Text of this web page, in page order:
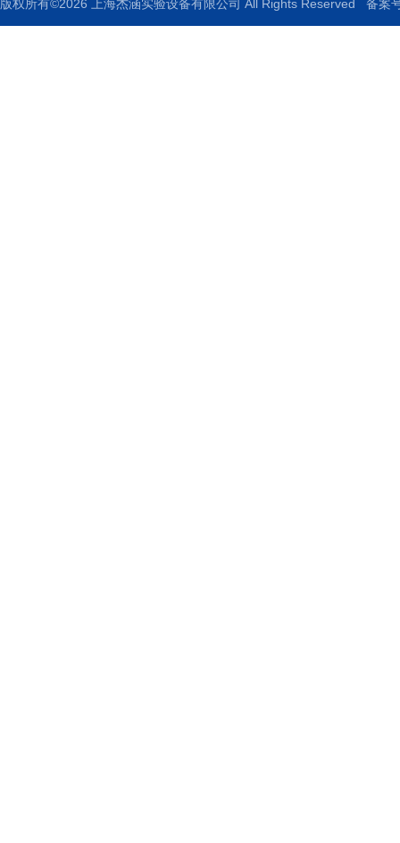
版权所有©2026 上海杰涵实验设备有限公司 All Rights Reserved 备案